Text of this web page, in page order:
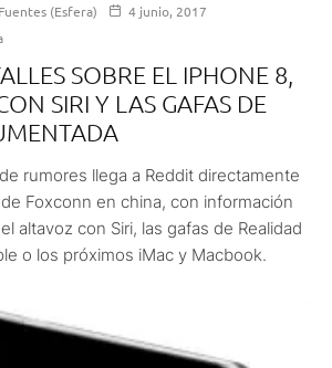
(Esfera)
4 junio, 2017
SOBRE EL IPHONE 8,
SIRI Y LAS GAFAS DE
rumores llega a Reddit directamente
Foxconn en china, con información
altavoz con Siri, las gafas de Realidad
o los próximos iMac y Macbook.